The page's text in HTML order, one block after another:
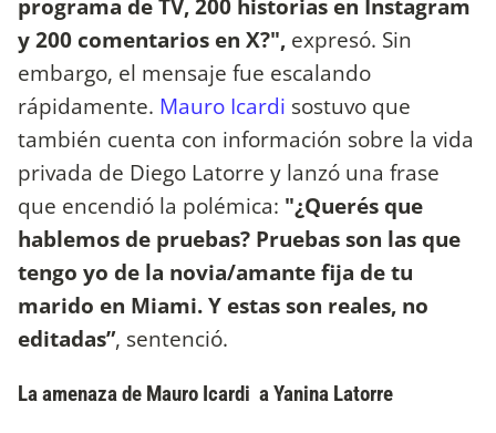
programa de TV, 200 historias en Instagram
y 200 comentarios en X?", expresó. Sin
embargo, el mensaje fue escalando
rápidamente. Mauro Icardi sostuvo que
también cuenta con información sobre la vida
privada de Diego Latorre y lanzó una frase
que encendió la polémica: "¿Querés que
hablemos de pruebas? Pruebas son las que
tengo yo de la novia/amante fija de tu
marido en Miami. Y estas son reales, no
editadas”, sentenció.
La amenaza de Mauro Icardi a Yanina Latorre